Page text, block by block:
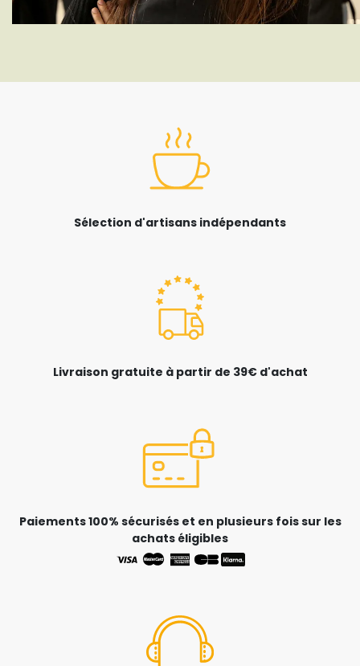
Sélection d'artisans indépendants
Livraison gratuite à partir de 39€ d'achat
Paiements 100% sécurisés et en plusieurs fois sur les
achats éligibles